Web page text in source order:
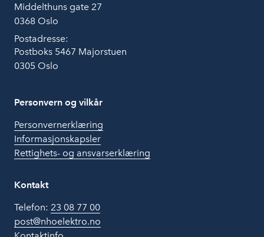
Middelthuns gate 27
0368 Oslo
Postadresse:
Postboks 5467 Majorstuen
0305 Oslo
Personvern og vilkår
Personvernerklæring
Informasjonskapsler
Rettighets- og ansvarserklæring
Kontakt
Telefon: 23 08 77 00
post@nhoelektro.no